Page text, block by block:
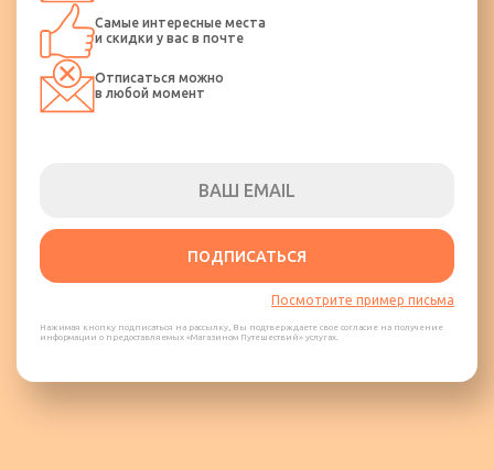
Самые интересные места
и скидки у вас в почте
Отписаться можно
в любой момент
ПОДПИСАТЬСЯ
Посмотрите пример письма
Нажимая кнопку подписаться на рассылку, Вы подтверждаете свое согласие на получение
информации о предоставляемых «Магазином Путешествий» услугах.